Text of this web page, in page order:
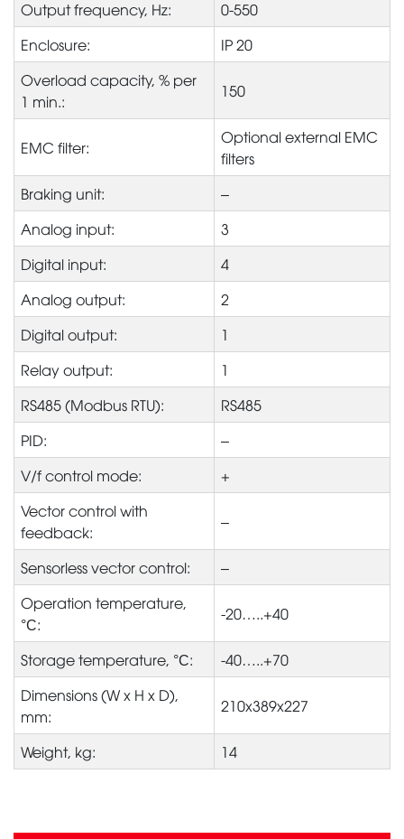
Output frequency, Hz:
0-550
Enclosure:
IP 20
Overload capacity, % per
1 min.:
150
EMC filter:
Optional external EMC
filters
Braking unit:
–
Analog input:
3
Digital input:
4
Analog output:
2
Digital output:
1
Relay output:
1
RS485 (Modbus RTU):
RS485
PID:
–
V/f control mode:
+
Vector control with
feedback:
–
Sensorless vector control:
–
Operation temperature,
°С:
-20…..+40
Storage temperature, °С:
-40…..+70
Dimensions (W x H x D),
mm:
210x389x227
Weight, kg: 14